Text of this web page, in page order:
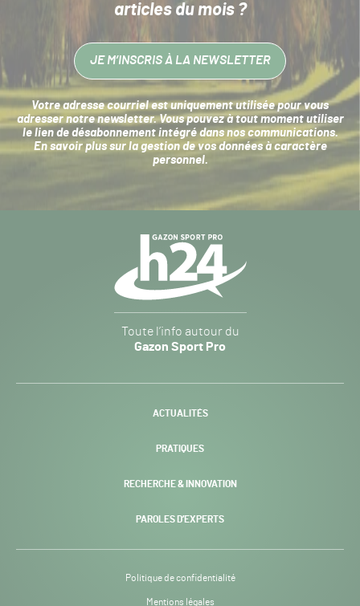
articles du mois ?
JE M’INSCRIS À LA NEWSLETTER
Votre adresse courriel est uniquement utilisée pour vous
adresser notre newsletter. Vous pouvez à tout moment utiliser
le lien de désabonnement intégré dans nos communications.
En savoir plus sur la gestion de vos données à caractère
personnel.
Sport
Pro
-
Toute l’info autour du
Gazon Sport Pro
ACTUALITÉS
PRATIQUES
RECHERCHE & INNOVATION
PAROLES D’EXPERTS
Politique de confidentialité
Mentions légales